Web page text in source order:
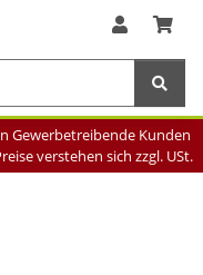
Gewerbetreibende Kunden
verstehen sich zzgl. USt.